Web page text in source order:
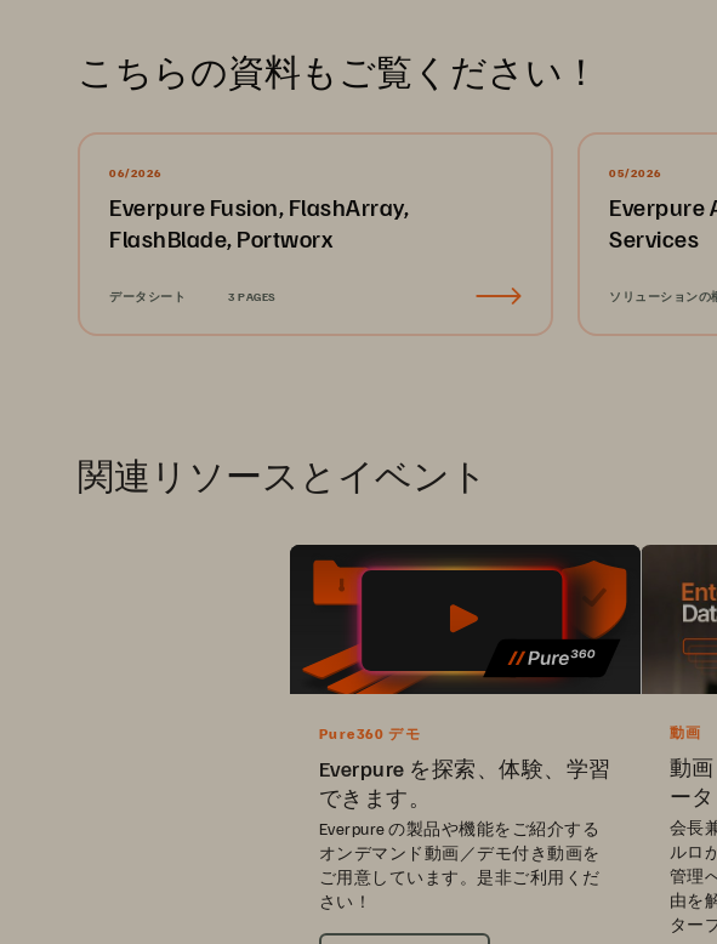
こちらの資料もご覧ください！
06/2026
Everpure Fusion, FlashArray,
FlashBlade, Portworx
データシート 3 PAGES
05/2026
Everpure
Services
ソリューションの
関連リソースとイベント
Pure360 デモ
Everpure を探索、体験、学習
できます。
Everpure の製品や機能をご紹介する
オンデマンド動画／デモ付き動画を
ご用意しています。是非ご利用くだ
さい！
動画
動
ー
会長
ルロ
管理
由を
ター